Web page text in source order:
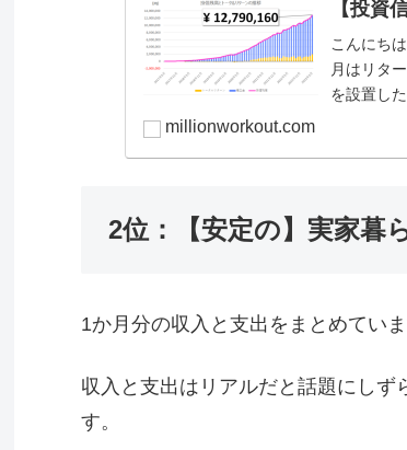
【投資
こんにち
月はリタ
を設置し
millionworkout.com
2位：【安定の】実家暮
1か月分の収入と支出をまとめていま
収入と支出はリアルだと話題にしず
す。